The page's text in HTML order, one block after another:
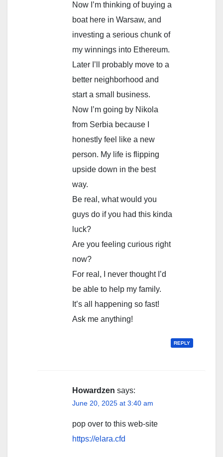
Now I’m thinking of buying a
boat here in Warsaw, and
investing a serious chunk of
my winnings into Ethereum.
Later I’ll probably move to a
better neighborhood and
start a small business.
Now I’m going by Nikola
from Serbia because I
honestly feel like a new
person. My life is flipping
upside down in the best
way.
Be real, what would you
guys do if you had this kinda
luck?
Are you feeling curious right
now?
For real, I never thought I’d
be able to help my family.
It’s all happening so fast!
Ask me anything!
REPLY
Howardzen says:
June 20, 2025 at 3:40 am
pop over to this web-site
https://elara.cfd